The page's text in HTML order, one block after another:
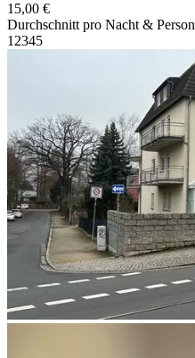
15,00 €
Durchschnitt pro Nacht & Person
1 2345